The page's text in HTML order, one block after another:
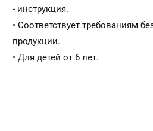
- инструкция.
• Соответствует требованиям
продукции.
• Для детей от 6 лет.